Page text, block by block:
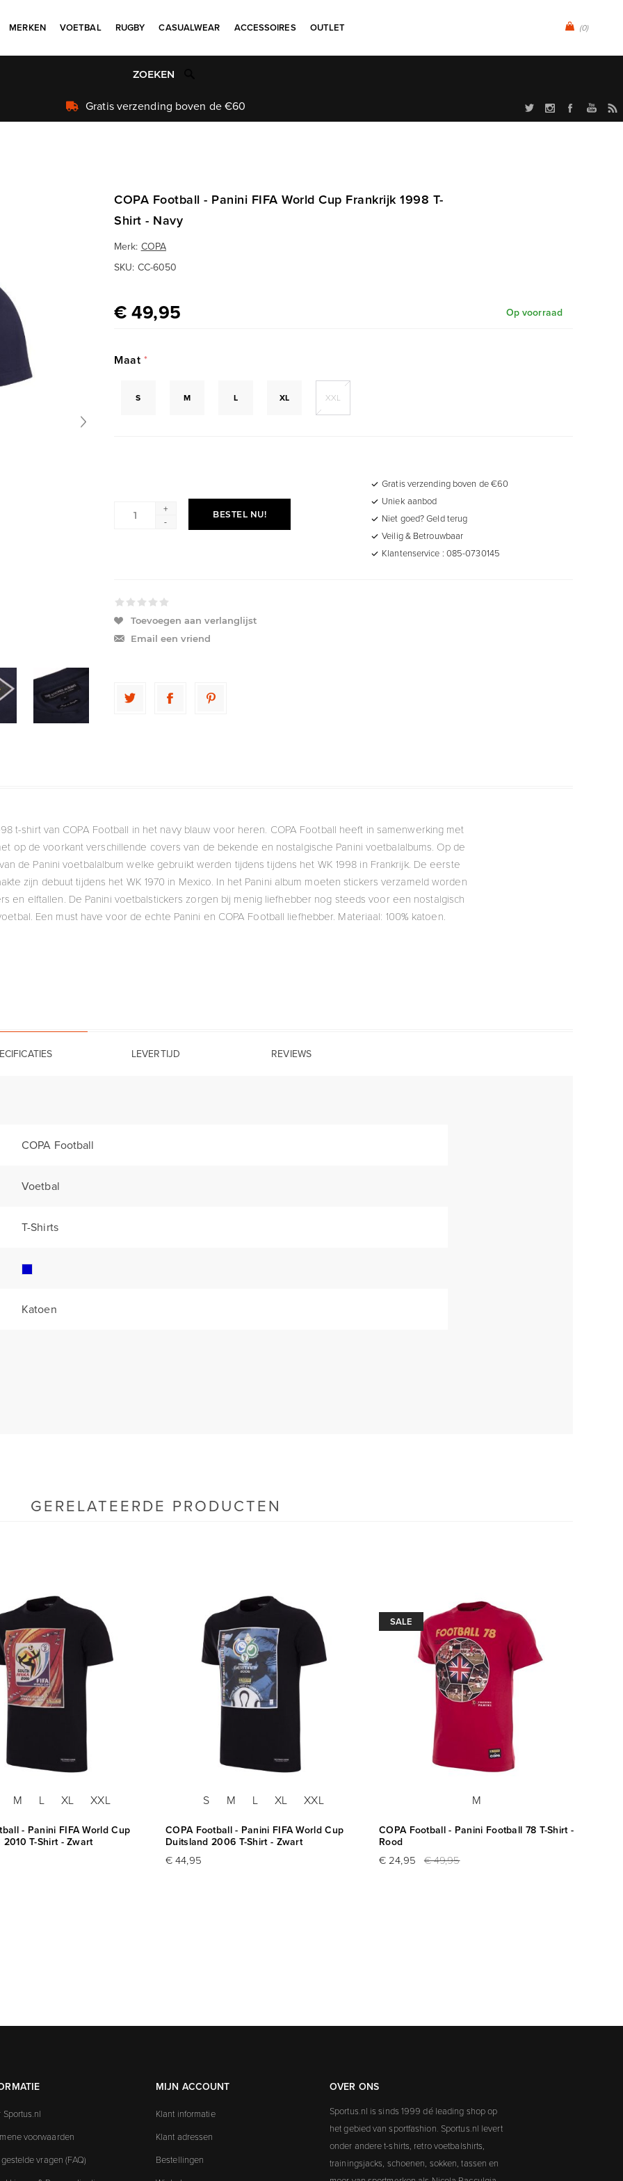
(0)
MERKEN VOETBAL RUGBY CASUALWEAR ACCESSOIRES OUTLET
Uniek aanbod
COPA Football - Panini FIFA World Cup Frankrijk 1998 T-
Shirt - Navy
Merk: COPA
SKU: CC-6050
€ 49,95 Op voorraad
Maat *
S M L XL XXL
+
-
BESTEL NU!
Gratis verzending boven de €60
Uniek aanbod
Niet goed? Geld terug
Veilig & Betrouwbaar
Klantenservice : 085-0730145
Toevoegen aan verlanglijst
Email een vriend
t-shirt van COPA Football in het navy blauw voor heren. COPA Football heeft in samenwerking met
op de voorkant verschillende covers van de bekende en nostalgische Panini voetbalalbums. Op de
de Panini voetbalalbum welke gebruikt werden tijdens tijdens het WK 1998 in Frankrijk. De eerste
zijn debuut tijdens het WK 1970 in Mexico. In het Panini album moeten stickers verzameld worden
en elftallen. De Panini voetbalstickers zorgen bij menig liefhebber nog steeds voor een nostalgisch
Een must have voor de echte Panini en COPA Football liefhebber. Materiaal: 100% katoen.
LEVERTIJD REVIEWS
COPA Football
Voetbal
T-Shirts
Katoen
GERELATEERDE PRODUCTEN
M L XL XXL
- Panini FIFA World Cup
2010 T-Shirt - Zwart
S M L XL XXL
COPA Football - Panini FIFA World Cup
Duitsland 2006 T-Shirt - Zwart
€ 44,95
SALE
M
COPA Football - Panini Football 78 T-Shirt -
Rood
€ 24,95 € 49,95
Sportus.nl
voorwaarden
vragen (FAQ)
MIJN ACCOUNT
Klant informatie
Klant adressen
Bestellingen
OVER ONS
Sportus.nl is sinds 1999 dé leading shop op
het gebied van sportfashion. Sportus.nl levert
onder andere t-shirts, retro voetbalshirts,
trainingsjacks, schoenen, sokken, tassen en